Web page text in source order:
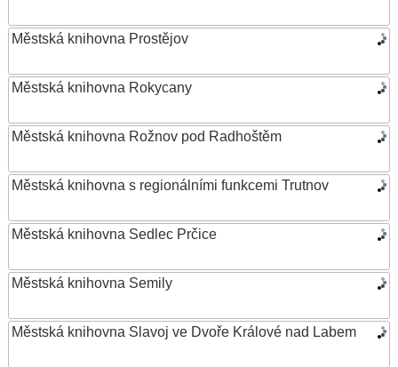
Městská knihovna Prostějov
Městská knihovna Rokycany
Městská knihovna Rožnov pod Radhoštěm
Městská knihovna s regionálními funkcemi Trutnov
Městská knihovna Sedlec Prčice
Městská knihovna Semily
Městská knihovna Slavoj ve Dvoře Králové nad Labem